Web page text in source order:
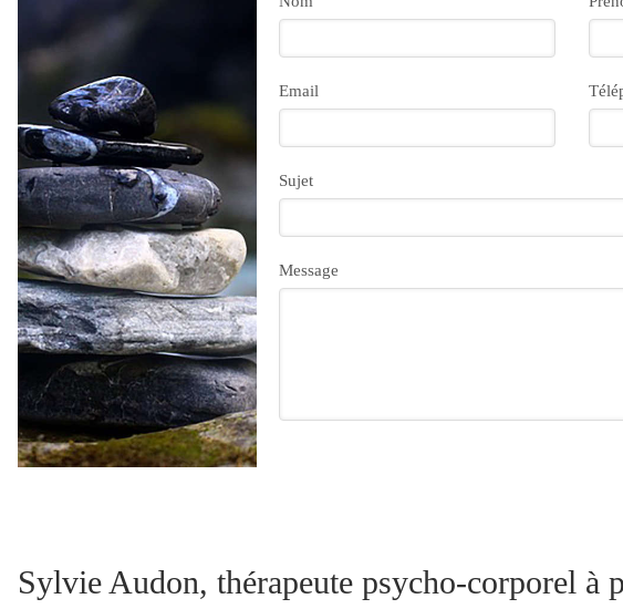
Email
Sujet
Message
Sylvie Audon, thérapeute psycho-corporel à